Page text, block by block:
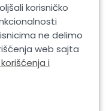
korisničko
ne delimo
web sajta
i